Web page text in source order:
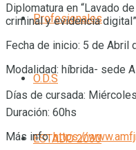
Profesionales
O.D.S
ESTADO 2030
Diplomatura en “Lavado
criminal y evidencia digital”
Fecha de inicio: 5 de Abril
Modalidad: híbrida- sede
Días de cursada:
Duración: 60hs
Más info:https://